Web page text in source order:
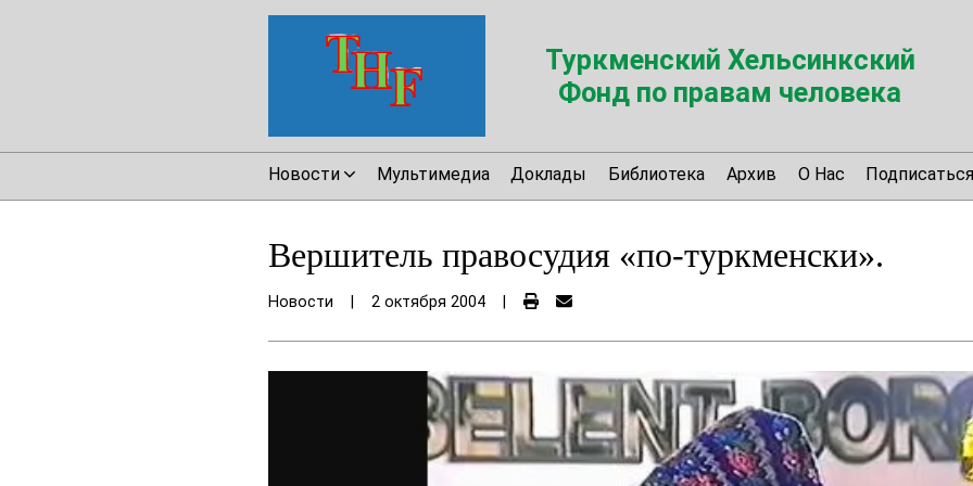
Туркменский Хельсинкский
Фонд по правам человека
Новости Мультимедиа Доклады Библиотека Архив О Нас
Вершитель правосудия «по-туркменски».
Новости 2 октября 2004